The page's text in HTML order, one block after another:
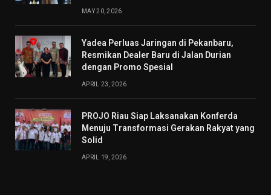
MAY 20, 2026
Yadea Perluas Jaringan di Pekanbaru,
Resmikan Dealer Baru di Jalan Durian
dengan Promo Spesial
APRIL 23, 2026
PROJO Riau Siap Laksanakan Konferda
Menuju Transformasi Gerakan Rakyat yang
Solid
APRIL 19, 2026